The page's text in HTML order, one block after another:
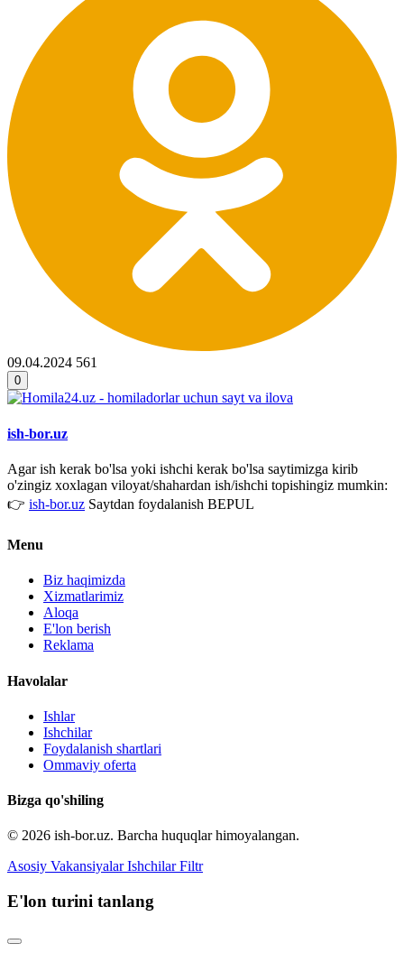
09.04.2024 561
0
ish-bor.uz
Agar ish kerak bo'lsa yoki ishchi kerak bo'lsa saytimizga kirib
o'zingiz xoxlagan viloyat/shahardan ish/ishchi topishingiz mumkin:
👉 ish-bor.uz Saytdan foydalanish BEPUL
Menu
Biz haqimizda
Xizmatlarimiz
Aloqa
E'lon berish
Reklama
Havolalar
Ishlar
Ishchilar
Foydalanish shartlari
Ommaviy oferta
Bizga qo'shiling
© 2026 ish-bor.uz. Barcha huquqlar himoyalangan.
Asosiy Vakansiyalar Ishchilar Filtr
E'lon turini tanlang